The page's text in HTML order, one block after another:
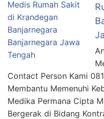
Contact Person Kami
Membantu Memenuhi
Medika Permana Cipta
Bergerak di Bidang